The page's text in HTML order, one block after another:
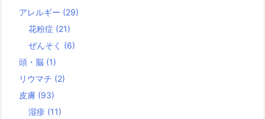
アレルギー (29)
花粉症 (21)
ぜんそく (6)
頭・脳 (1)
リウマチ (2)
皮膚 (93)
湿疹 (11)